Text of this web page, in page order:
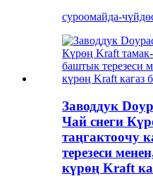
суроомайда-
Заводдук
Чай снеги
таңгактоочу
терезеси
күрөң Kraft